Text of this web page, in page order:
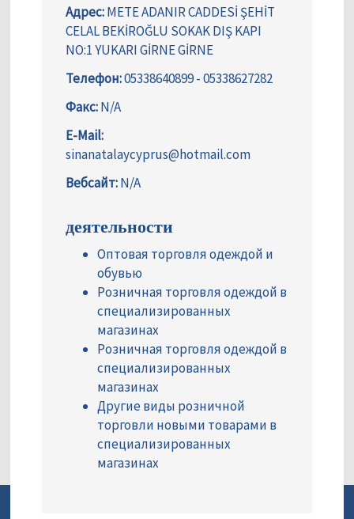
Адрес:METE ADANIR CADDESİ ŞEHİT
CELAL BEKİROĞLU SOKAK DIŞ KAPI
NO:1 YUKARI GİRNE GİRNE
Телефон:05338640899 - 05338627282
Факс:N/A
E-Mail:
sinanatalaycyprus@hotmail.com
Вебсайт:N/A
деятельности
Оптовая торговля одеждой и
обувью
Розничная торговля одеждой в
специализированных
магазинах
Розничная торговля одеждой в
специализированных
магазинах
Другие виды розничной
торговли новыми товарами в
специализированных
магазинах